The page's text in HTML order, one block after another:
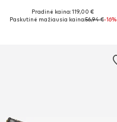
Galimi dydžiai: 36, 37, 38, 39, 40
Pradinė kaina: 119,00 €
Paskutinė mažiausia kaina:56,94 €-16%